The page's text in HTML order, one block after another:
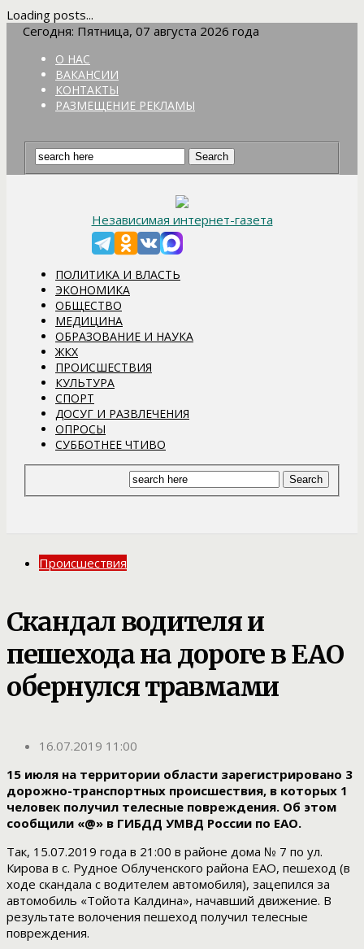
Loading posts...
Сегодня: Пятница, 07 августа 2026 года
О НАС
ВАКАНСИИ
КОНТАКТЫ
РАЗМЕЩЕНИЕ РЕКЛАМЫ
Независимая интернет-газета
ПОЛИТИКА И ВЛАСТЬ
ЭКОНОМИКА
ОБЩЕСТВО
МЕДИЦИНА
ОБРАЗОВАНИЕ И НАУКА
ЖКХ
ПРОИСШЕСТВИЯ
КУЛЬТУРА
СПОРТ
ДОСУГ И РАЗВЛЕЧЕНИЯ
ОПРОСЫ
СУББОТНЕЕ ЧТИВО
Происшествия
Скандал водителя и
пешехода на дороге в ЕАО
обернулся травмами
16.07.2019 11:00
15 июля на территории области зарегистрировано 3
дорожно-транспортных происшествия, в которых 1
человек получил телесные повреждения. Об этом
сообщили «@» в ГИБДД УМВД России по ЕАО.
Так, 15.07.2019 года в 21:00 в районе дома № 7 по ул.
Кирова в с. Рудное Облученского района ЕАО, пешеход (в
ходе скандала с водителем автомобиля), зацепился за
автомобиль «Тойота Калдина», начавший движение. В
результате волочения пешеход получил телесные
повреждения.